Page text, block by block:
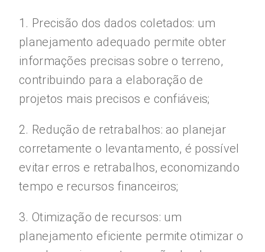
1. Precisão dos dados coletados: um
planejamento adequado permite obter
informações precisas sobre o terreno,
contribuindo para a elaboração de
projetos mais precisos e confiáveis;
2. Redução de retrabalhos: ao planejar
corretamente o levantamento, é possível
evitar erros e retrabalhos, economizando
tempo e recursos financeiros;
3. Otimização de recursos: um
planejamento eficiente permite otimizar o